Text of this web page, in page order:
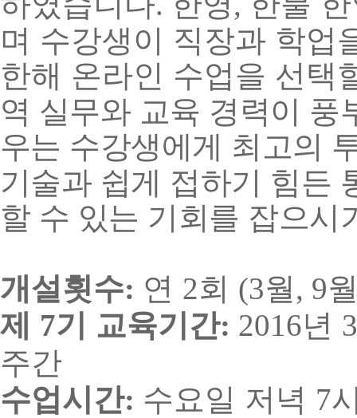
며 수강생이 직장과 학업
한해 온라인 수업을 선택
역 실무와 교육 경력이 풍
우는 수강생에게 최고의
기술과 쉽게 접하기 힘든
할 수 있는 기회를 잡으시
개설횟수: 연 2회 (3월, 9
제 7기 교육기간: 2016년 3
주간
수업시간: 수요일 저녁 7